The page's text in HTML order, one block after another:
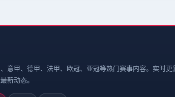
甲、德甲、法甲、欧冠、亚冠等热门赛事内容。实时
新动态。